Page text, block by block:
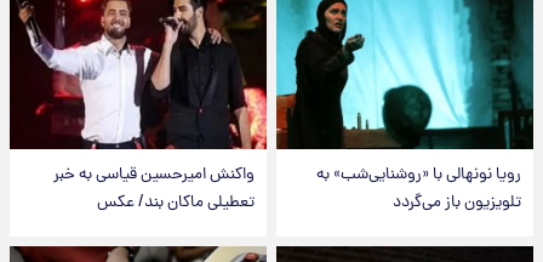
رویا نونهالی با «روشنایی‌شب» به
تلویزیون باز می‌گردد
واکنش امیرحسین قیاسی به خبر
تعطیلی ماکان بند/ عکس